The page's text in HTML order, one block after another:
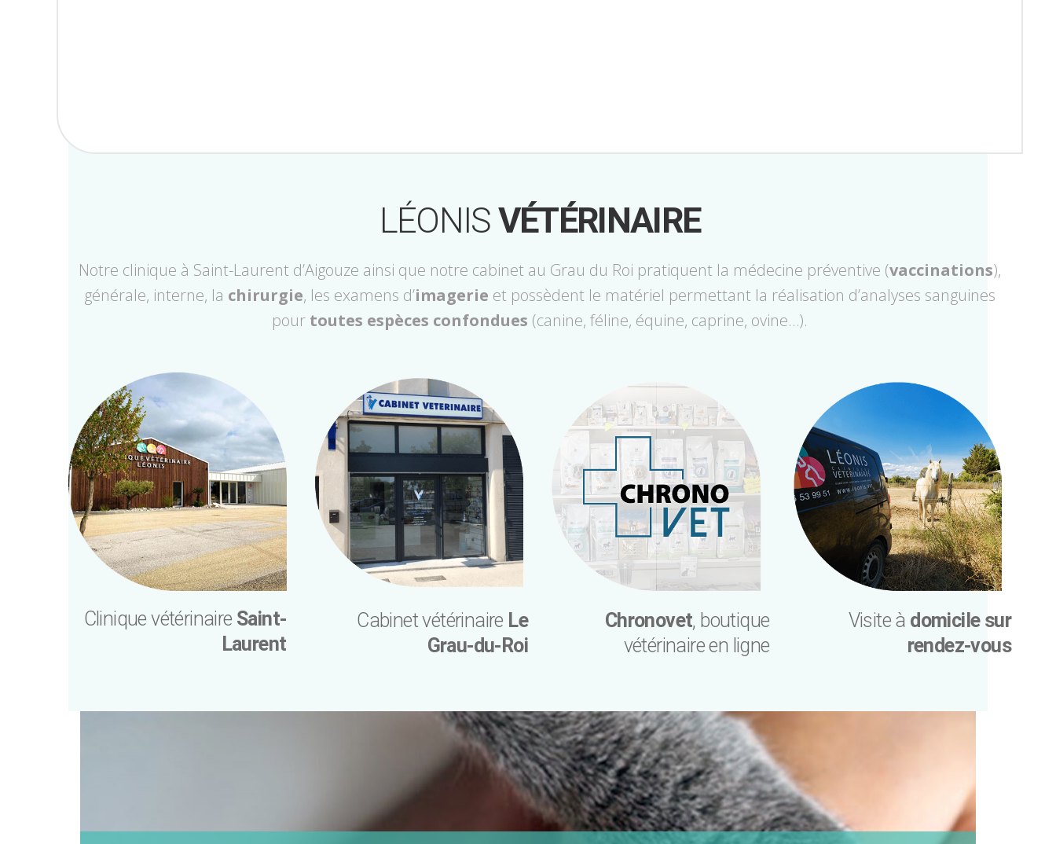
LÉONISVÉTÉRINAIRE
Notre clinique à Saint-Laurent d’Aigouze ainsi que notre cabinet au Grau du Roi pratiquent la médecine préventive (vaccinations),
générale, interne, la chirurgie, les examens d’imagerie et possèdent le matériel permettant la réalisation d’analyses sanguines
pour toutes espèces confondues (canine, féline, équine, caprine, ovine…).
Clinique vétérinaire Saint-
Laurent
Cabinet vétérinaire Le
Grau-du-Roi
Chronovet, boutique
vétérinaire en ligne
Visite à domicile sur
rendez-vous